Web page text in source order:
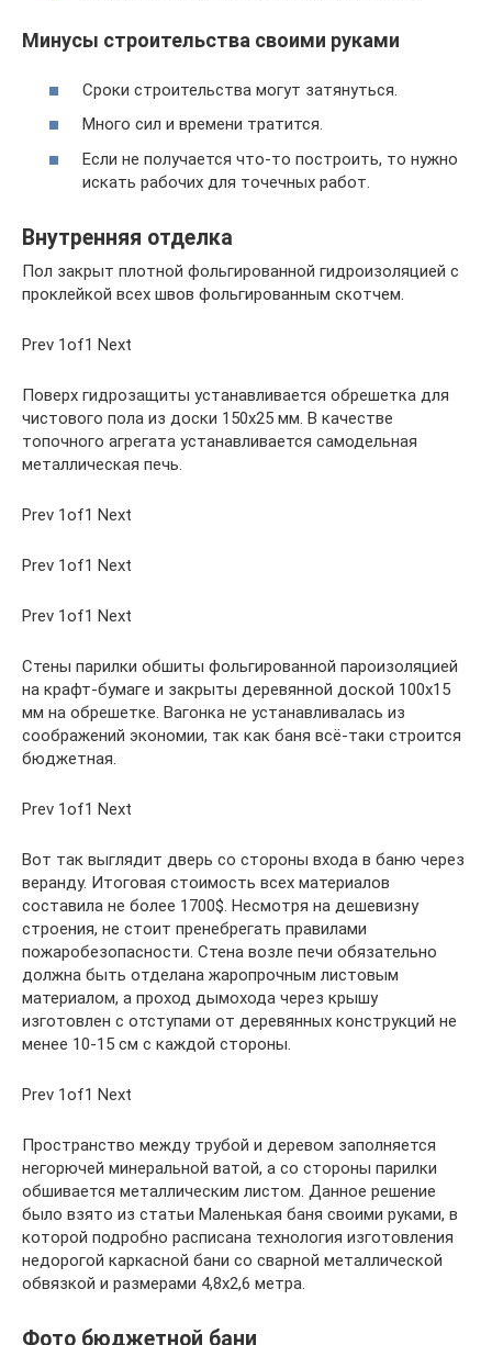
Минусы строительства своими руками
Сроки строительства могут затянуться.
Много сил и времени тратится.
Если не получается что-то построить, то нужно
искать рабочих для точечных работ.
Внутренняя отделка
Пол закрыт плотной фольгированной гидроизоляцией с
проклейкой всех швов фольгированным скотчем.
Prev 1of1 Next
Поверх гидрозащиты устанавливается обрешетка для
чистового пола из доски 150х25 мм. В качестве
топочного агрегата устанавливается самодельная
металлическая печь.
Prev 1of1 Next
Prev 1of1 Next
Prev 1of1 Next
Стены парилки обшиты фольгированной пароизоляцией
на крафт-бумаге и закрыты деревянной доской 100х15
мм на обрешетке. Вагонка не устанавливалась из
соображений экономии, так как баня всё-таки строится
бюджетная.
Prev 1of1 Next
Вот так выглядит дверь со стороны входа в баню через
веранду. Итоговая стоимость всех материалов
составила не более 1700$. Несмотря на дешевизну
строения, не стоит пренебрегать правилами
пожаробезопасности. Стена возле печи обязательно
должна быть отделана жаропрочным листовым
материалом, а проход дымохода через крышу
изготовлен с отступами от деревянных конструкций не
менее 10-15 см с каждой стороны.
Prev 1of1 Next
Пространство между трубой и деревом заполняется
негорючей минеральной ватой, а со стороны парилки
обшивается металлическим листом. Данное решение
было взято из статьи Маленькая баня своими руками, в
которой подробно расписана технология изготовления
недорогой каркасной бани со сварной металлической
обвязкой и размерами 4,8х2,6 метра.
Фото бюджетной бани